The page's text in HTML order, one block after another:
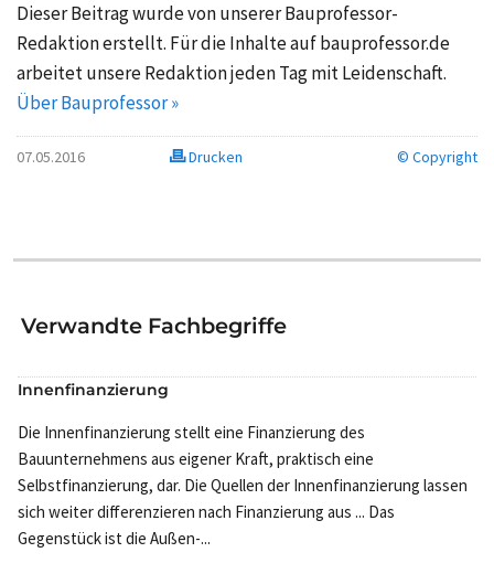
Dieser Beitrag wurde von unserer Bauprofessor-
Redaktion erstellt. Für die Inhalte auf bauprofessor.de
arbeitet unsere Redaktion jeden Tag mit Leidenschaft.
Über Bauprofessor »
07.05.2016 Drucken © Copyright
Verwandte Fachbegriffe
Innenfinanzierung
Die Innenfinanzierung stellt eine Finanzierung des
Bauunternehmens aus eigener Kraft, praktisch eine
Selbstfinanzierung, dar. Die Quellen der Innenfinanzierung lassen
sich weiter differenzieren nach Finanzierung aus ... Das
Gegenstück ist die Außen-...